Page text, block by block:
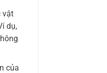
vật
dụ,
của